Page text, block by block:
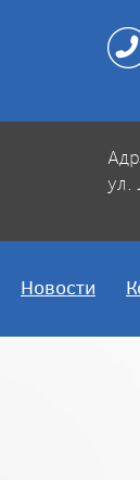
ул.
Новости